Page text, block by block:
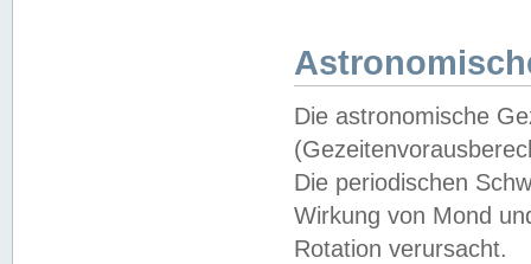
Die astronomische
Die periodischen
Wirkung von Mond
Rotation verursacht.